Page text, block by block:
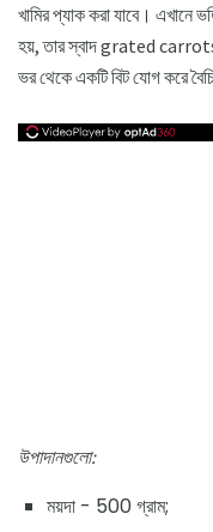
খামির প্যাক করা যাবে। এখানে
হয়, তার স্বাদ grated carrots,
ভর থেকে একটি বিট যোগ করে
উপাদানগুলো:
ময়দা - 500 গ্রাম;